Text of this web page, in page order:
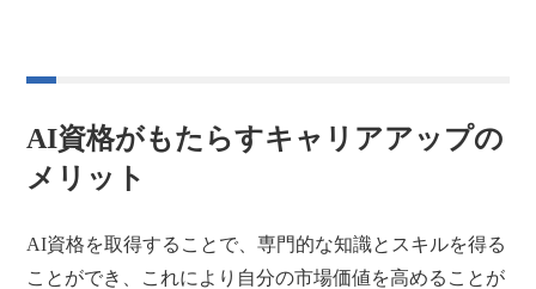
AI資格がもたらすキャリアアップの
メリット
AI資格を取得することで、専門的な知識とスキルを得る
ことができ、これにより自分の市場価値を高めることが